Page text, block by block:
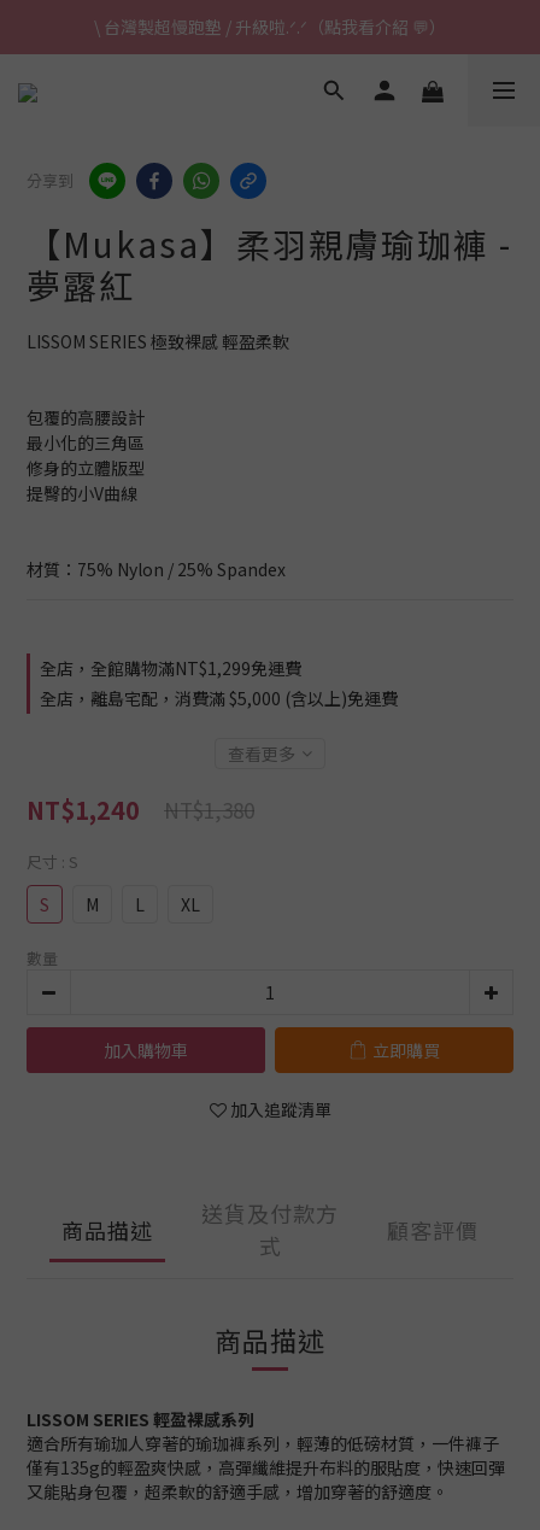
\ 台灣製超慢跑墊 / 升級啦.ᐟ.ᐟ（點我看介紹 💬）
\ 台灣製超慢跑墊 / 升級啦.ᐟ.ᐟ（點我看介紹 💬）
✈ 港澳免運｜滿HK$1,239免運 (指定商品)
分享到
【Mukasa】柔羽親膚瑜珈褲 -
夢露紅
LISSOM SERIES 極致裸感 輕盈柔軟
包覆的高腰設計
最小化的三角區
修身的立體版型
提臀的小V曲線
材質：75% Nylon / 25% Spandex
全店，全館購物滿NT$1,299免運費
全店，離島宅配，消費滿 $5,000 (含以上)免運費
查看更多
NT$1,240 NT$1,380
尺寸 : S
S M L XL
數量
加入購物車 立即購買
加入追蹤清單
商品描述
送貨及付款方
式
顧客評價
商品描述
LISSOM SERIES 輕盈裸感系列
適合所有瑜珈人穿著的瑜珈褲系列，輕薄的低磅材質，一件褲子
僅有135g的輕盈爽快感，高彈纖維提升布料的服貼度，快速回彈
又能貼身包覆，超柔軟的舒適手感，增加穿著的舒適度。